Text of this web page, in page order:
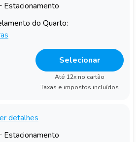
do Quarto:
Selecionar
Até 12x no cartão
Taxas e impostos incluídos
detalhes